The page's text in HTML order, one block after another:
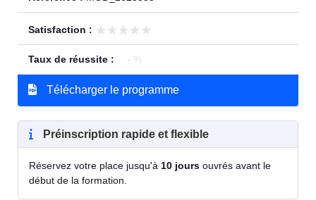
Satisfaction : ★★★★★
★★★★★
Taux de réussite : - %
Télécharger le programme
Préinscription rapide et flexible
Réservez votre place jusqu'à 10 jours ouvrés avant le
début de la formation.